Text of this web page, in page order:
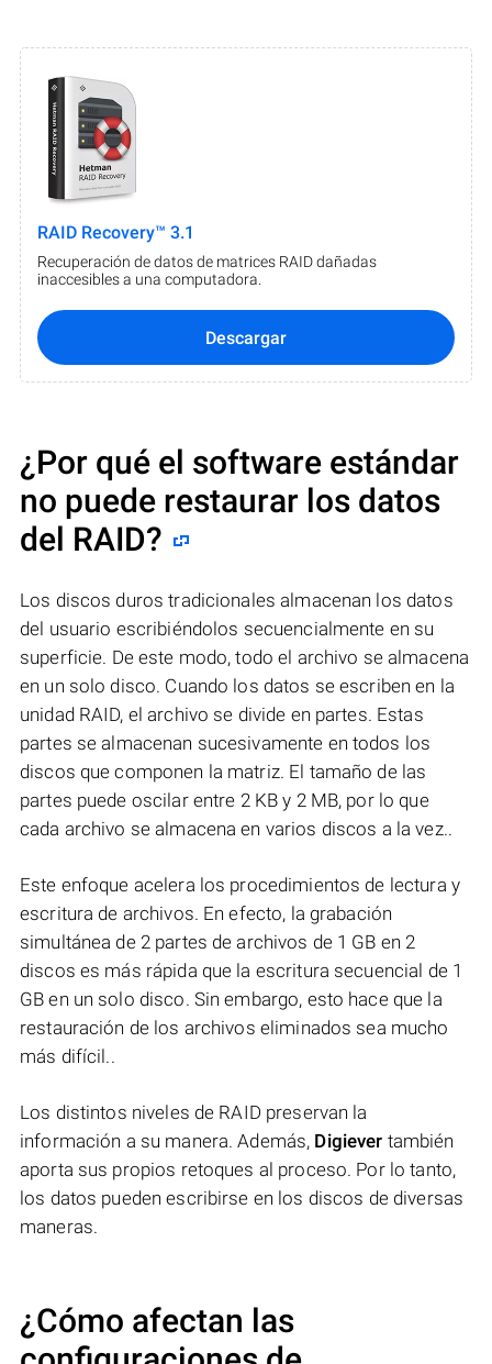
RAID Recovery™ 3.1
Recuperación de datos de matrices RAID dañadas
inaccesibles a una computadora.
Descargar
¿Por qué el software estándar
no puede restaurar los datos
del RAID?
Los discos duros tradicionales almacenan los datos
del usuario escribiéndolos secuencialmente en su
superficie. De este modo, todo el archivo se almacena
en un solo disco. Cuando los datos se escriben en la
unidad RAID, el archivo se divide en partes. Estas
partes se almacenan sucesivamente en todos los
discos que componen la matriz. El tamaño de las
partes puede oscilar entre 2 KB y 2 MB, por lo que
cada archivo se almacena en varios discos a la vez..
Este enfoque acelera los procedimientos de lectura y
escritura de archivos. En efecto, la grabación
simultánea de 2 partes de archivos de 1 GB en 2
discos es más rápida que la escritura secuencial de 1
GB en un solo disco. Sin embargo, esto hace que la
restauración de los archivos eliminados sea mucho
más difícil..
Los distintos niveles de RAID preservan la
información a su manera. Además, Digiever también
aporta sus propios retoques al proceso. Por lo tanto,
los datos pueden escribirse en los discos de diversas
maneras.
¿Cómo afectan las